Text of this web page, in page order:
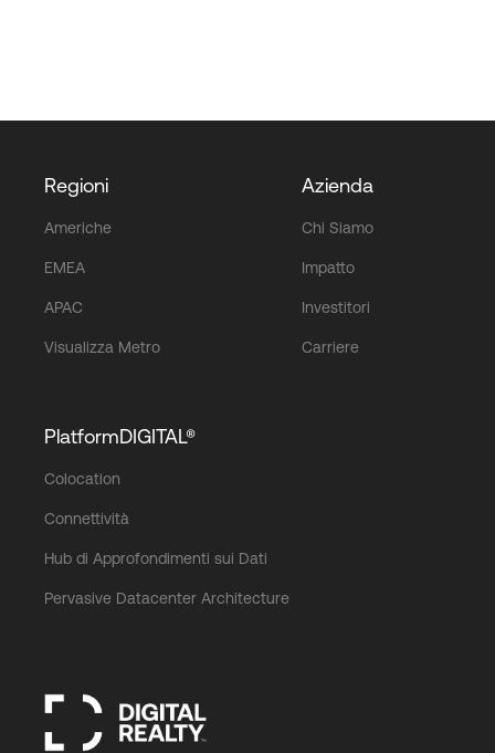
Regioni
Americhe
EMEA
APAC
Visualizza Metro
Azienda
Chi Siamo
Impatto
Investitori
Carriere
PlatformDIGITAL®
Colocation
Connettività
Hub di Approfondimenti sui Dati
Pervasive Datacenter Architecture